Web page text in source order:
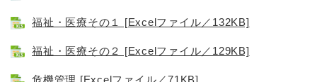
福祉・医療その１ [Excelファイル／132KB]
福祉・医療その２ [Excelファイル／129KB]
危機管理 [Excelファイル／71KB]